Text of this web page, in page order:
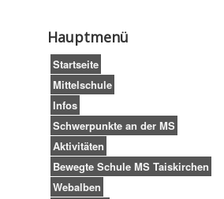
Hauptmenü
Startseite
Mittelschule
Infos
Schwerpunkte an der MS
Aktivitäten
Bewegte Schule MS Taiskirchen
Webalben